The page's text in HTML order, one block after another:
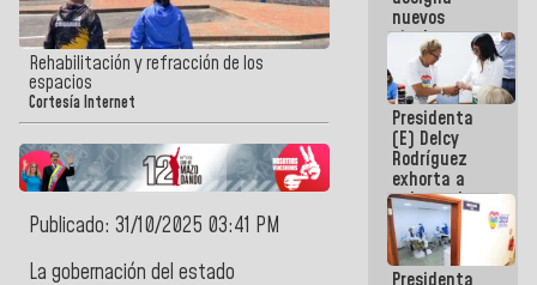
Rehabilitación y refracción de los
espacios
Cortesía Internet
Publicado: 31/10/2025 03:41 PM
La gobernación del estado
nuevos
titulares en
Viceministerio
de Energía
Eléctrica y
CORPOELEC
Presidenta
(E) Delcy
Rodríguez
exhorta a
gobernadores
y alcaldes a
edificar
casas para